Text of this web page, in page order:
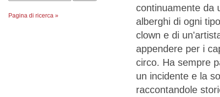
Pagina di ricerca »
continuamente da
alberghi di ogni
clown e di
appendere per i
circo. Ha sempre
un incidente e la
raccontandole